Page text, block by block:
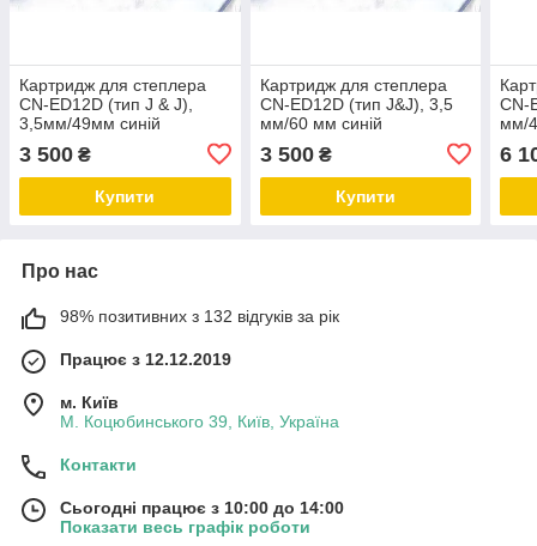
Картридж для степлера
CN-ED12D (тип J & J),
3,5мм/49мм синій
3 500 ₴
Купити
Картридж для степлера
CN-ED12D (тип J&J), 3,5
мм/60 мм синій
3 500₴
Купити
CN-
мм/
6
Про нас
98% позитивних з 132 відгуків за рік
Працює з 12.12.2019
м. Київ
М. Коцюбинського 39, Київ, Україна
Контакти
Сьогодні працює з 10:00 до 14:00
Показати весь графік роботи